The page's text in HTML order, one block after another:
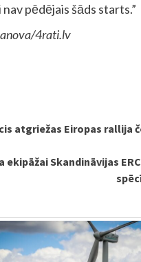
pēdējais šāds starts.”
4rati.lv
atgriežas Eiropas rallija
ekipāžai Skandināvijas